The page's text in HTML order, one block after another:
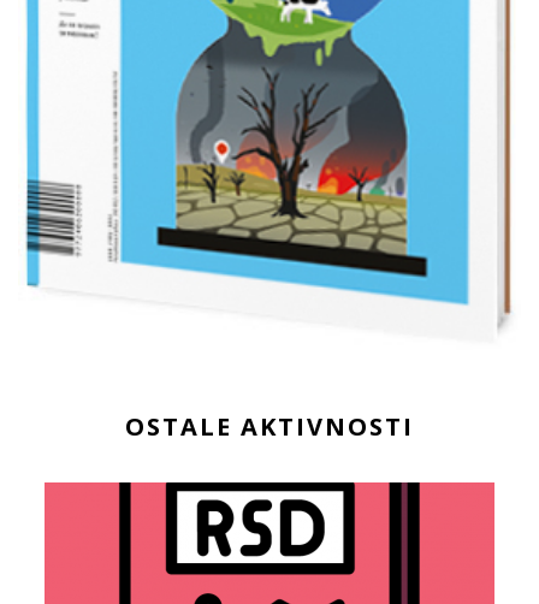
OSTALE AKTIVNOSTI